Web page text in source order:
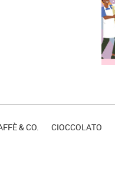
& CO. CIOCCOLATO